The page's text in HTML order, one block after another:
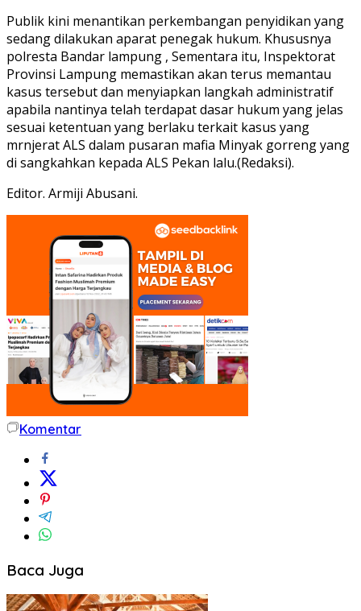
Publik kini menantikan perkembangan penyidikan yang
sedang dilakukan aparat penegak hukum. Khususnya
polresta Bandar lampung , Sementara itu, Inspektorat
Provinsi Lampung memastikan akan terus memantau
kasus tersebut dan menyiapkan langkah administratif
apabila nantinya telah terdapat dasar hukum yang jelas
sesuai ketentuan yang berlaku terkait kasus yang
mrnjerat ALS dalam pusaran mafia Minyak gorreng yang
di sangkahkan kepada ALS Pekan lalu.(Redaksi).
Editor. Armiji Abusani.
Komentar
Baca Juga